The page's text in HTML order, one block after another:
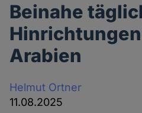
Beinahe
Arabien
Helmut Ortner
11.08.2025